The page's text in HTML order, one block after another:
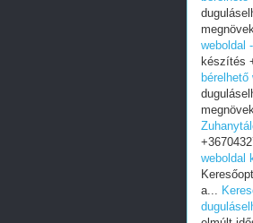
weboldal
készítés
weboldal
a...